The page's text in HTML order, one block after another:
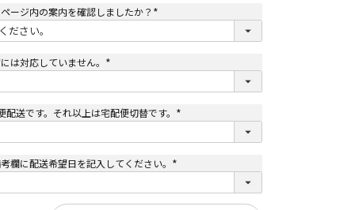
ージ内の案内を確認しましたか？
(
須
は対応していません。
(
須
送です。それ以上は宅配便切替です。
(
須
欄に配送希望日を記入してください。
(
須
)